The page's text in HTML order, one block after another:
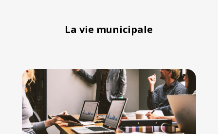
La vie municipale